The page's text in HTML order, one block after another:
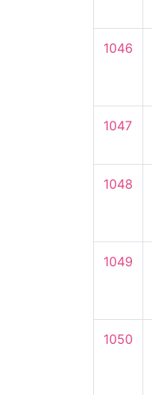
1046
1047
1048
1049
1050